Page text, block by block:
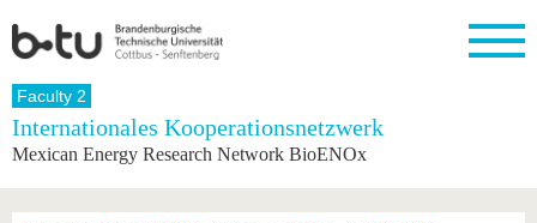
Faculty 2
Internationales Kooperationsnetzwerk
Mexican Energy Research Network BioENOx